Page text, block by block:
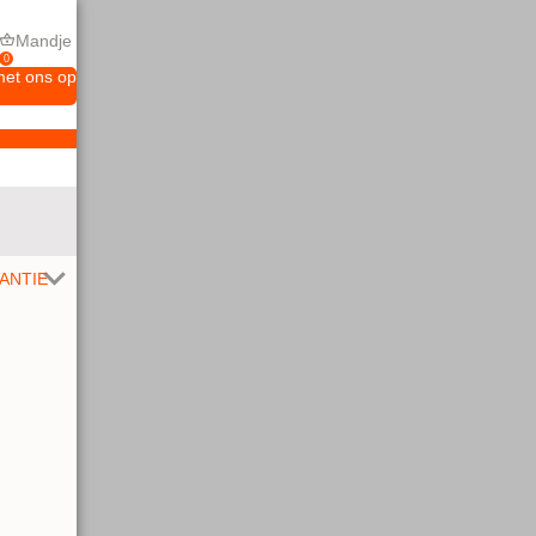
0
Mandje
ons op